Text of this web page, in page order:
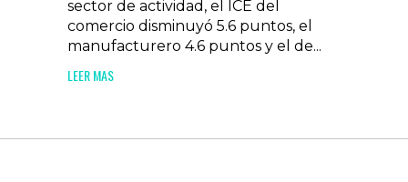
sector de actividad, el ICE del
comercio disminuyó 5.6 puntos, el
manufacturero 4.6 puntos y el de...
LEER MAS